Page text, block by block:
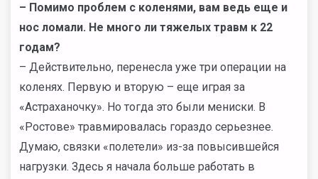
– Помимо проблем с коленями, вам ведь еще и
нос ломали. Не много ли тяжелых травм к 22
годам?
– Действительно, перенесла уже три операции на
коленях. Первую и вторую – еще играя за
«Астраханочку». Но тогда это были мениски. В
«Ростове» травмировалась гораздо серьезнее.
Думаю, связки «полетели» из-за повысившейся
нагрузки. Здесь я начала больше работать в